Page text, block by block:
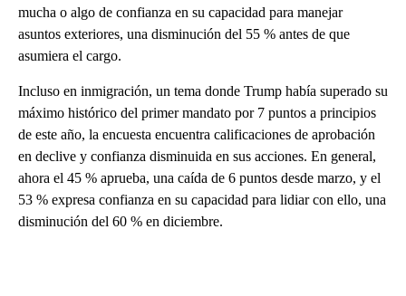
mucha o algo de confianza en su capacidad para manejar
asuntos exteriores, una disminución del 55 % antes de que
asumiera el cargo.
Incluso en inmigración, un tema donde Trump había superado su
máximo histórico del primer mandato por 7 puntos a principios
de este año, la encuesta encuentra calificaciones de aprobación
en declive y confianza disminuida en sus acciones. En general,
ahora el 45 % aprueba, una caída de 6 puntos desde marzo, y el
53 % expresa confianza en su capacidad para lidiar con ello, una
disminución del 60 % en diciembre.